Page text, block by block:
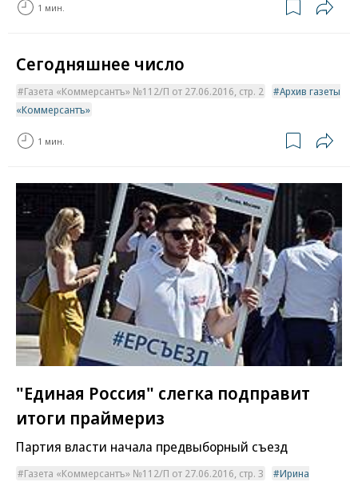
1 мин.
Сегодняшнее число
Газета «Коммерсантъ» №112/П от 27.06.2016, стр. 2
Архив газеты
«Коммерсантъ»
1 мин.
"Единая Россия" слегка подправит
итоги праймериз
Партия власти начала предвыборный съезд
Газета «Коммерсантъ» №112/П от 27.06.2016, стр. 3 Ирина